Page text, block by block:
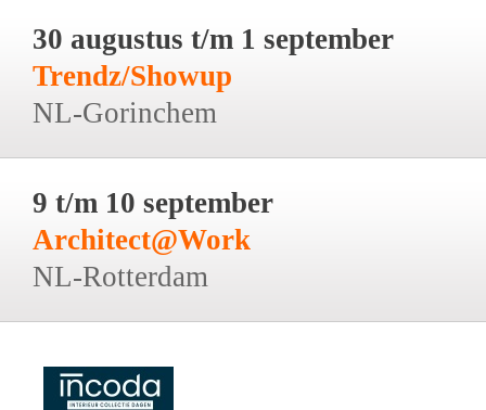
30 augustus t/m 1 september
Trendz/Showup
NL-Gorinchem
9 t/m 10 september
Architect@Work
NL-Rotterdam